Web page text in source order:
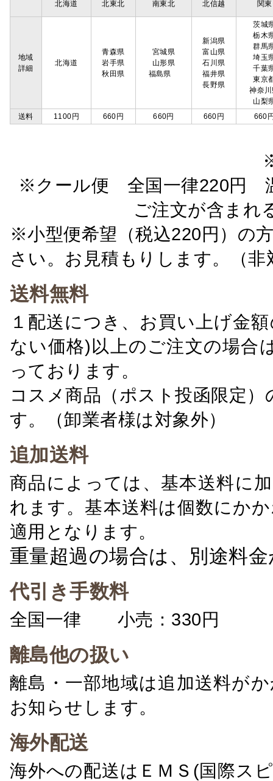
北海道 北東北 南東北 北信越 関東
地域
詳細
北海道
青森県
岩手県
秋田県
宮城県
山形県
福島県
新潟県
富山県
石川県
福井県
長野県
茨城
栃木
群馬
埼玉
千葉
東京
神奈
山梨
送料
1100円 660円 660円 660円 660
※クール便 全国一律220円
ご注文が含ま
※小型便希望（税込220円）の
さい。お見積もりします。（非
送料無料
１配送につき、お買い上げ金
ない価格)以上のご注文の場合
っております。
コスメ商品（ポスト投函限定
す。（卸業者様は対象外）
追加送料
商品によっては、基本送料に
れます。基本送料は個数にか
適用となります。
重量超過の場合は、別途料
代引き手数料
全国一律 小売：330円 卸
離島他の扱い
離島・一部地域は追加送料が
お知らせします。
海外配送
海外への配送はＥＭＳ(国際ス